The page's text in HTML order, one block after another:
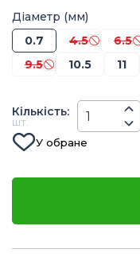
Діаметр (мм)
0.7
4.5 6.5
9.5
10.5 11
Кiлькiсть:
шт.
У обране